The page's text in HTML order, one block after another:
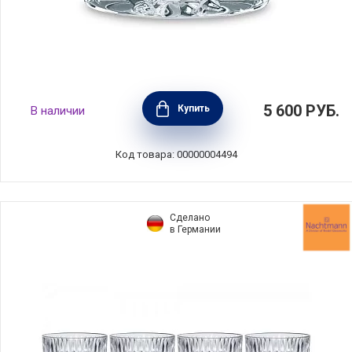
Набор бокалов для виски Noblesse old-
fashioned 245 мл, 4 шт, хрусталь,
Nachtmann, 98857
В наличии Купить 5 600 РУБ.
Код товара: 00000004494
Сделано
в Германии